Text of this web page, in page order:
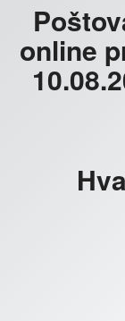
online